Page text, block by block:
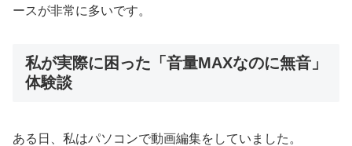
ースが非常に多いです。
私が実際に困った「音量MAXなのに無音」
体験談
ある日、私はパソコンで動画編集をしていました。